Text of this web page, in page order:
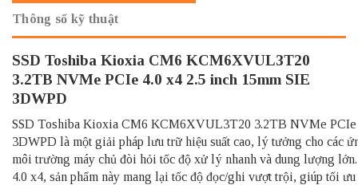
Thông số kỹ thuật
SSD Toshiba Kioxia CM6 KCM6XVUL3T20
3.2TB NVMe PCIe 4.0 x4 2.5 inch 15mm SIE
3DWPD
SSD Toshiba Kioxia CM6 KCM6XVUL3T20 3.2TB NVMe PCIe
3DWPD là một giải pháp lưu trữ hiệu suất cao, lý tưởng cho các
môi trường máy chủ đòi hỏi tốc độ xử lý nhanh và dung lượng
4.0 x4, sản phẩm này mang lại tốc độ đọc/ghi vượt trội, giúp tối ưu